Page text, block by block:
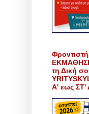
τη Δική
Α' εως ΣΤ'